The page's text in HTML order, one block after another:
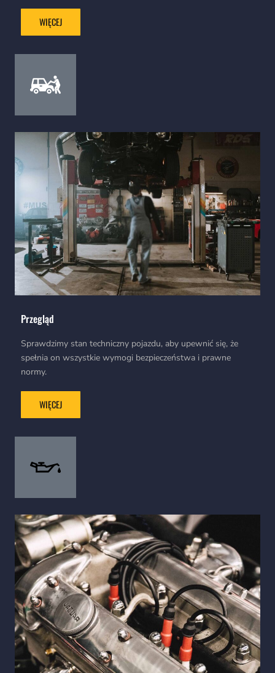
WIĘCEJ
Przegląd
Sprawdzimy stan techniczny pojazdu, aby upewnić się, że
spełnia on wszystkie wymogi bezpieczeństwa i prawne
normy.
WIĘCEJ